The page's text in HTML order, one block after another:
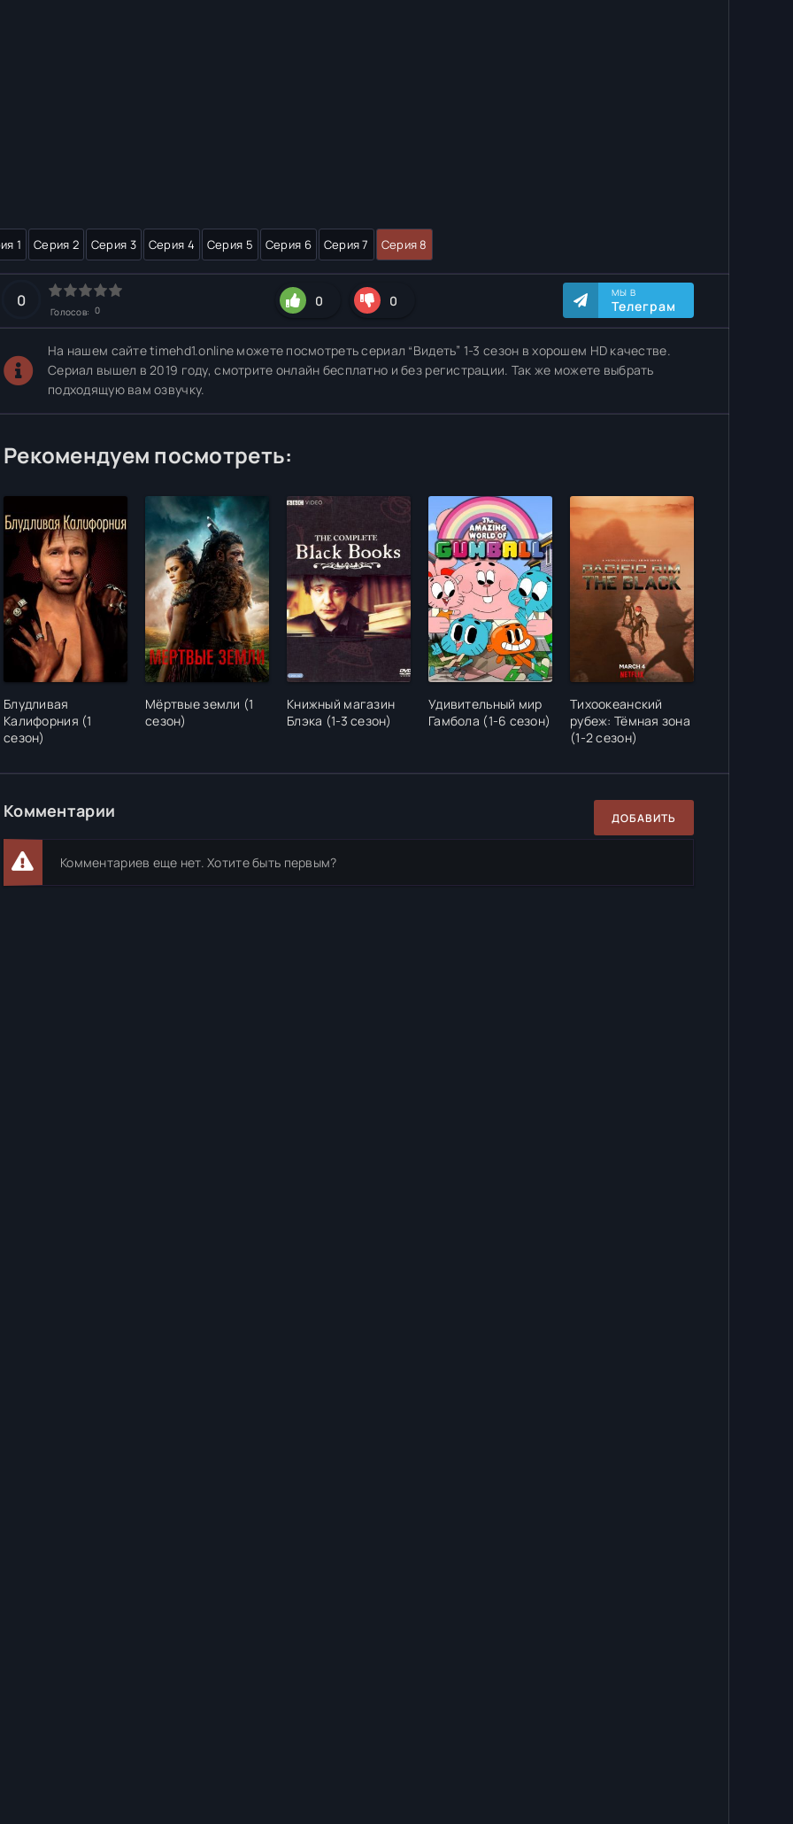
1 Серия 2 Серия 3 Серия 4 Серия 5 Серия 6 Серия 7 Серия 8
0
Голосов: 0
0 0 МЫ В
Телеграм
На нашем сайте timehd1.online можете посмотреть сериал “Видеть” 1-3 сезон в хорошем HD качестве.
Сериал вышел в 2019 году, смотрите онлайн бесплатно и без регистрации. Так же можете выбрать
подходящую вам озвучку.
Рекомендуем посмотреть:
Блудливая
Калифорния (1
сезон)
Мёртвые земли (1
сезон)
Книжный магазин
Блэка (1-3 сезон)
Удивительный мир
Гамбола (1-6 сезон)
Тихоокеанский
рубеж: Тёмная зона
(1-2 сезон)
Комментарии ДОБАВИТЬ
Комментариев еще нет. Хотите быть первым?